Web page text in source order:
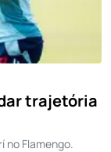
trajetória
no Flamengo.